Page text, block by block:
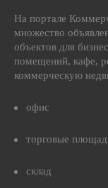
На портале
множество
объектов для
помещений, кафе,
коммерческую
офис
торговые
склад